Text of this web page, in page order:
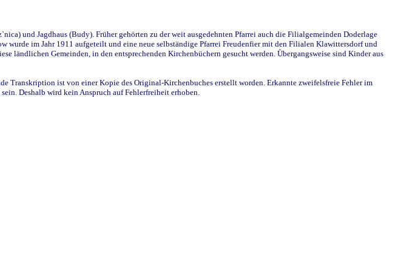
und Jagdhaus (Budy). Früher gehörten zu der weit ausgedehnten Pfarrei auch die Filialgemeinden Doderlage
im Jahr 1911 aufgeteilt und eine neue selbständige Pfarrei Freudenfier mit den Filialen Klawittersdorf und
Gemeinden, in den entsprechenden Kirchenbüchern gesucht werden. Übergangsweise sind Kinder aus
Transkription ist von einer Kopie des Original-Kirchenbuches erstellt worden. Erkannte zweifelsfreie Fehler im
Deshalb wird kein Anspruch auf Fehlerfreiheit erhoben.